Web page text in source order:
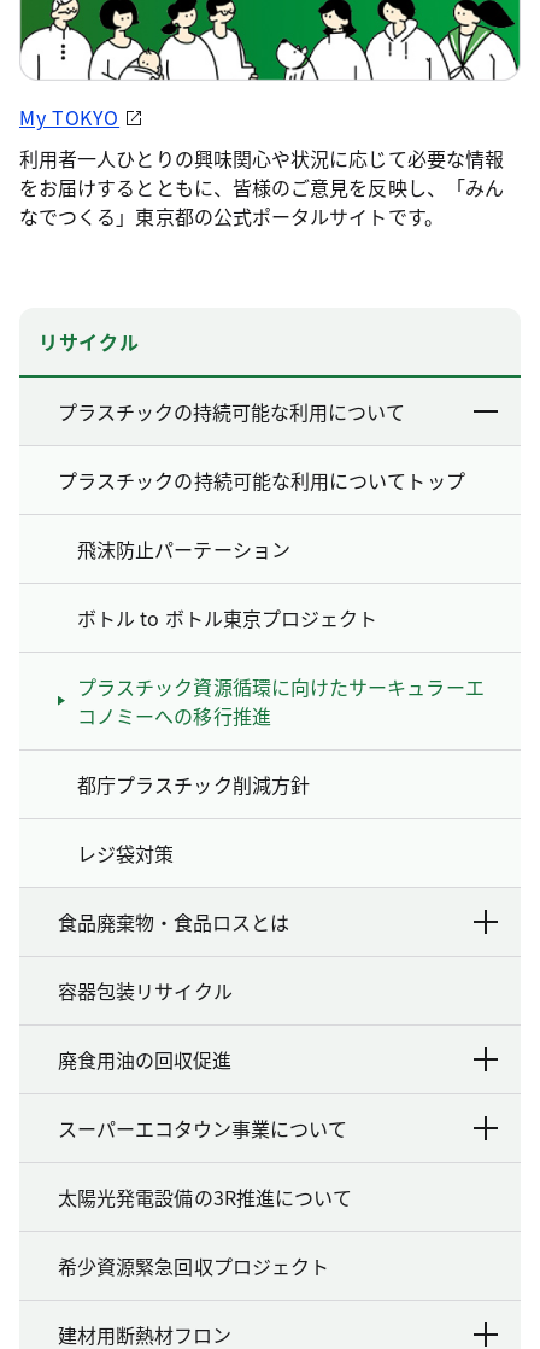
My TOKYO
利用者一人ひとりの興味関心や状況に応じて必要な情報
をお届けするとともに、皆様のご意見を反映し、「みん
なでつくる」東京都の公式ポータルサイトです。
リサイクル
プラスチックの持続可能な利用について
プラスチックの持続可能な利用についてトップ
飛沫防止パーテーション
ボトル to ボトル東京プロジェクト
プラスチック資源循環に向けたサーキュラーエ
コノミーへの移行推進
都庁プラスチック削減方針
レジ袋対策
食品廃棄物・食品ロスとは
容器包装リサイクル
廃食用油の回収促進
スーパーエコタウン事業について
太陽光発電設備の3R推進について
希少資源緊急回収プロジェクト
建材用断熱材フロン